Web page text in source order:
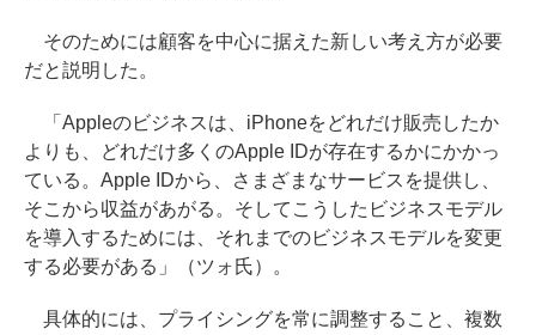
そのためには顧客を中心に据えた新しい考え方が必要
だと説明した。
「Appleのビジネスは、iPhoneをどれだけ販売したか
よりも、どれだけ多くのApple IDが存在するかにかかっ
ている。Apple IDから、さまざまなサービスを提供し、
そこから収益があがる。そしてこうしたビジネスモデル
を導入するためには、それまでのビジネスモデルを変更
する必要がある」（ツォ氏）。
具体的には、プライシングを常に調整すること、複数